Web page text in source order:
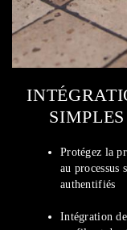
Protégez la
au processus
authentifiés
Intégration